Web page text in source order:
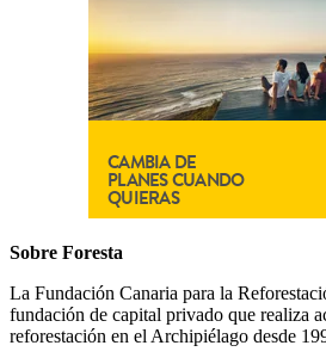
Sobre Foresta
La Fundación Canaria para la
fundación de capital privado que realiza
reforestación en el Archipiélago desde